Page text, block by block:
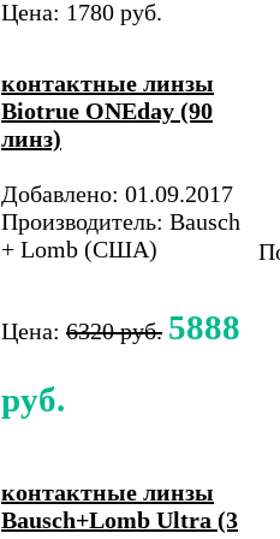
Цена: 1780 руб.
контактные линзы
Biotrue ONEday (90
линз)
Добавлено: 01.09.2017
Производитель: Bausch
+ Lomb (США)
Цена: 6320 руб. 5888
руб.
контактные линзы
Bausch+Lomb Ultra (3